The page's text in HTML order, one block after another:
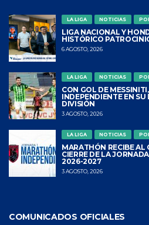
LA LIGA NOTICIAS
LIGA NACIONAL Y
HISTÓRICO
6 AGOSTO, 2026
LA LIGA NOTICIAS
CON GOL DE
INDEPENDIENTE EN SU
DIVISIÓN
3 AGOSTO, 2026
LA LIGA NOTICIAS
MARATHÓN RECIBE AL
CIERRE DE LA
2026-2027
3 AGOSTO, 2026
COMUNICADOS OFICIALES